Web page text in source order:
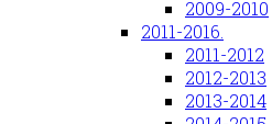
2009-2010
2011-2016.
2011-2012
2012-2013
2013-2014